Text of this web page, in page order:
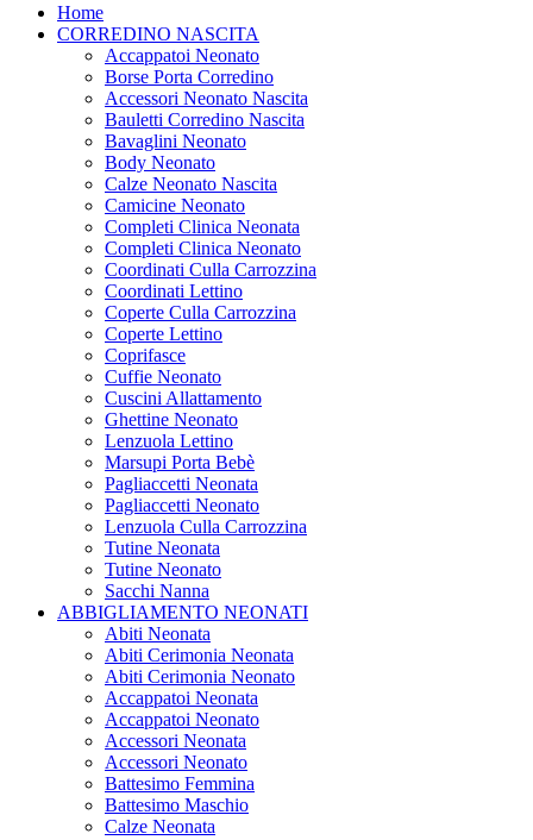
Home
CORREDINO NASCITA
Accappatoi Neonato
Borse Porta Corredino
Accessori Neonato Nascita
Bauletti Corredino Nascita
Bavaglini Neonato
Body Neonato
Calze Neonato Nascita
Camicine Neonato
Completi Clinica Neonata
Completi Clinica Neonato
Coordinati Culla Carrozzina
Coordinati Lettino
Coperte Culla Carrozzina
Coperte Lettino
Coprifasce
Cuffie Neonato
Cuscini Allattamento
Ghettine Neonato
Lenzuola Lettino
Marsupi Porta Bebè
Pagliaccetti Neonata
Pagliaccetti Neonato
Lenzuola Culla Carrozzina
Tutine Neonata
Tutine Neonato
Sacchi Nanna
ABBIGLIAMENTO NEONATI
Abiti Neonata
Abiti Cerimonia Neonata
Abiti Cerimonia Neonato
Accappatoi Neonata
Accappatoi Neonato
Accessori Neonata
Accessori Neonato
Battesimo Femmina
Battesimo Maschio
Calze Neonata